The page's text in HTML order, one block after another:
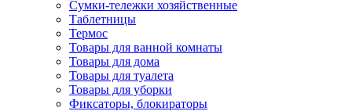
Сумки-тележки хозяйственные
Таблетницы
Термос
Товары для ванной комнаты
Товары для дома
Товары для туалета
Товары для уборки
Фиксаторы, блокираторы